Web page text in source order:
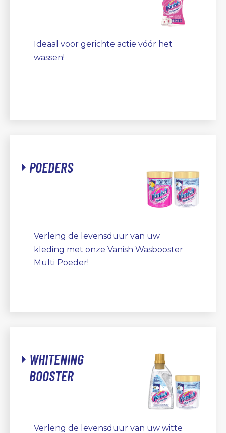
Ideaal voor gerichte actie vóór het
wassen!
POEDERS
Verleng de levensduur van uw
kleding met onze Vanish Wasbooster
Multi Poeder!
WHITENING
BOOSTER
Verleng de levensduur van uw witte